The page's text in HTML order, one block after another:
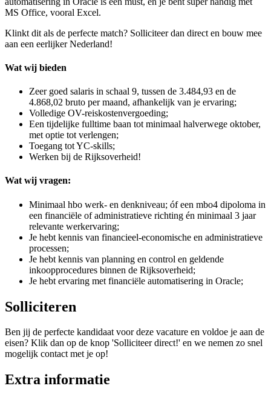
MS Office, vooral Excel.
Klinkt dit als de perfecte match? Solliciteer dan direct en bouw mee
aan een eerlijker Nederland!
Wat wij bieden
Zeer goed salaris in schaal 9, tussen de 3.484,93 en de
4.868,02 bruto per maand, afhankelijk van je ervaring;
Volledige OV-reiskostenvergoeding;
Een tijdelijke fulltime baan tot minimaal halverwege oktober,
met optie tot verlengen;
Toegang tot YC-skills;
Werken bij de Rijksoverheid!
Wat wij vragen:
Minimaal hbo werk- en denkniveau; óf een mbo4 dipoloma in
een financiële of administratieve richting én minimaal 3 jaar
relevante werkervaring;
Je hebt kennis van financieel-economische en administratieve
processen;
Je hebt kennis van planning en control en geldende
inkoopprocedures binnen de Rijksoverheid;
Je hebt ervaring met financiële automatisering in Oracle;
Solliciteren
Ben jij de perfecte kandidaat voor deze vacature en voldoe je aan de
eisen? Klik dan op de knop 'Solliciteer direct!' en we nemen zo snel
mogelijk contact met je op!
Extra informatie